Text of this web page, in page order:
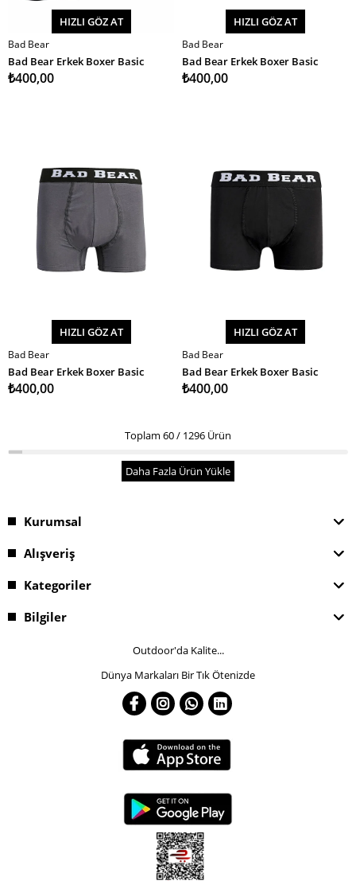
SEPETE EKLE
HIZLI GÖZ AT
Bad Bear
Bad Bear Erkek Boxer Basic
₺400,00
SEPETE EKLE
HIZLI GÖZ AT
Bad Bear
Bad Bear Erkek Boxer Basic
₺400,00
SEPETE EKLE
HIZLI GÖZ AT
Bad Bear
Bad Bear Erkek Boxer Basic
₺400,00
SEPETE EKLE
HIZLI GÖZ AT
Bad Bear
Bad Bear Erkek Boxer Basic
₺400,00
Toplam 60/ 1296 Ürün
Daha Fazla Ürün Yükle
Kurumsal
Alışveriş
Kategoriler
Bilgiler
Outdoor'da Kalite...
Dünya Markaları Bir Tık Ötenizde